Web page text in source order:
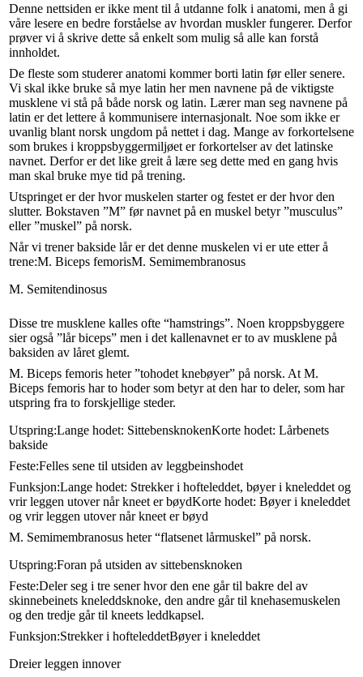
Denne nettsiden er ikke ment til å utdanne folk i anatomi, men å gi
våre lesere en bedre forståelse av hvordan muskler fungerer. Derfor
prøver vi å skrive dette så enkelt som mulig så alle kan forstå
innholdet.
De fleste som studerer anatomi kommer borti latin før eller senere.
Vi skal ikke bruke så mye latin her men navnene på de viktigste
musklene vi stå på både norsk og latin. Lærer man seg navnene på
latin er det lettere å kommunisere internasjonalt. Noe som ikke er
uvanlig blant norsk ungdom på nettet i dag. Mange av forkortelsene
som brukes i kroppsbyggermiljøet er forkortelser av det latinske
navnet. Derfor er det like greit å lære seg dette med en gang hvis
man skal bruke mye tid på trening.
Utspringet er der hvor muskelen starter og festet er der hvor den
slutter. Bokstaven ”M” før navnet på en muskel betyr ”musculus”
eller ”muskel” på norsk.
Når vi trener bakside lår er det denne muskelen vi er ute etter å
trene:M. Biceps femorisM. Semimembranosus
M. Semitendinosus
Disse tre musklene kalles ofte “hamstrings”. Noen kroppsbyggere
sier også ”lår biceps” men i det kallenavnet er to av musklene på
baksiden av låret glemt.
M. Biceps femoris heter ”tohodet knebøyer” på norsk. At M.
Biceps femoris har to hoder som betyr at den har to deler, som har
utspring fra to forskjellige steder.
Utspring:Lange hodet: SittebensknokenKorte hodet: Lårbenets
bakside
Feste:Felles sene til utsiden av leggbeinshodet
Funksjon:Lange hodet: Strekker i hofteleddet, bøyer i kneleddet og
vrir leggen utover når kneet er bøydKorte hodet: Bøyer i kneleddet
og vrir leggen utover når kneet er bøyd
M. Semimembranosus heter “flatsenet lårmuskel” på norsk.
Utspring:Foran på utsiden av sittebensknoken
Feste:Deler seg i tre sener hvor den ene går til bakre del av
skinnebeinets kneleddsknoke, den andre går til knehasemuskelen
og den tredje går til kneets leddkapsel.
Funksjon:Strekker i hofteleddetBøyer i kneleddet
Dreier leggen innover